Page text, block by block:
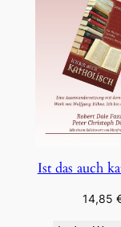
Ist das auch
14,85